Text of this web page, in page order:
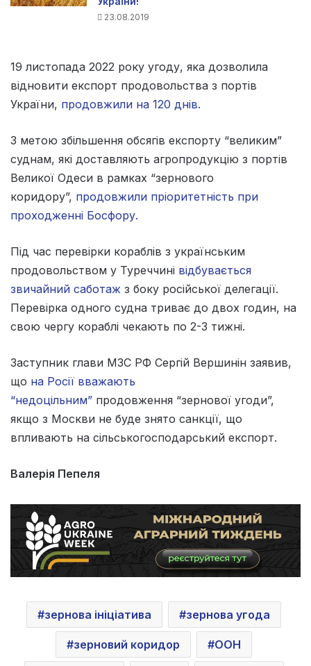
23.08.2019
19 листопада 2022 року угоду, яка дозволила
відновити експорт продовольства з портів
України, продовжили на 120 днів.
З метою збільшення обсягів експорту “великим”
суднам, які доставляють агропродукцію з портів
Великої Одеси в рамках “зернового
коридору”, продовжили пріоритетність при
проходженні Босфору.
Під час перевірки кораблів з українським
продовольством у Туреччині відбувається
звичайний саботаж з боку російської делегації.
Перевірка одного судна триває до двох годин, на
свою чергу кораблі чекають по 2-3 тижні.
Заступник глави МЗС РФ Сергій Вершинін заявив,
що на Росії вважають
“недоцільним” продовження “зернової угоди”,
якщо з Москви не буде знято санкції, що
впливають на сільськогосподарський експорт.
Валерія Пепеля
зернова ініціатива зернова угода
зерновий коридор ООН